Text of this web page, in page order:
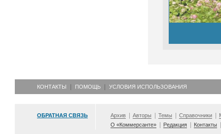
КОНТАКТЫ ПОМОЩЬ УСЛОВИЯ ИСПОЛЬЗОВАНИЯ
ОБРАТНАЯ СВЯЗЬ Архив Авторы Темы Справочники
О «Коммерсанте»
Редакция Контакты